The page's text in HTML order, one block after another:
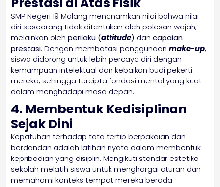
SMP Negeri 19 Malang menanamkan nilai bahwa nilai
diri seseorang tidak ditentukan oleh polesan wajah,
melainkan oleh perilaku (attitude) dan capaian
prestasi. Dengan membatasi penggunaan make-up,
siswa didorong untuk lebih percaya diri dengan
kemampuan intelektual dan kebaikan budi pekerti
mereka, sehingga tercipta fondasi mental yang kuat
dalam menghadapi masa depan.
4. Membentuk Kedisiplinan
Sejak Dini
Kepatuhan terhadap tata tertib berpakaian dan
berdandan adalah latihan nyata dalam membentuk
kepribadian yang disiplin. Mengikuti standar estetika
sekolah melatih siswa untuk menghargai aturan dan
memahami konteks tempat mereka berada.